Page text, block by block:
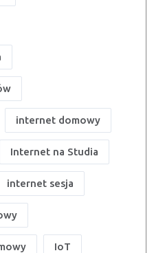
internet domowy
Internet na Studia
internet sesja
IoT